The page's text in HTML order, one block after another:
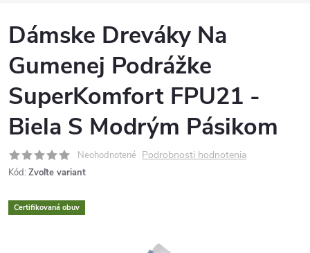
Dámske Dreváky Na
Gumenej Podrážke
SuperKomfort FPU21 -
Biela S Modrým Pásikom
Neohodnotené Podrobnosti hodnotenia
Kód: Zvoľte variant
Certifikovaná obuv